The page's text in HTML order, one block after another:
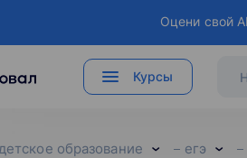
Оцени свой
Курсы
образование егэ